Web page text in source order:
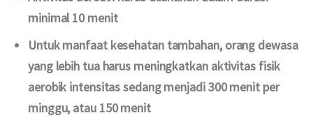
minimal 10 menit
Untuk manfaat kesehatan tambahan, orang dewasa
yang lebih tua harus meningkatkan aktivitas fisik
aerobik intensitas sedang menjadi 300 menit per
minggu, atau 150 menit